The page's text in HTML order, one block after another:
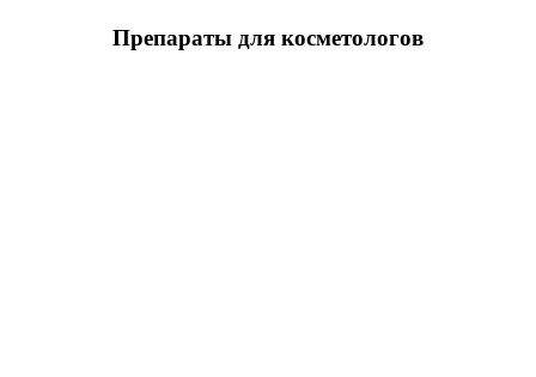
Препараты для косметологов